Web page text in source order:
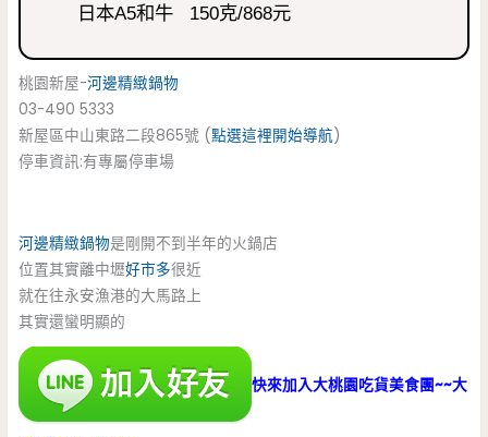
日本A5和牛 150克/868元
桃園新屋-河邊精緻鍋物
03-490 5333
新屋區中山東路二段865號 (點選這裡開始導航)
停車資訊:有專屬停車場
河邊精緻鍋物是剛開不到半年的火鍋店
位置其實離中壢好市多很近
就在往永安漁港的大馬路上
其實還蠻明顯的
快來加入大桃園吃貨美食團~~大